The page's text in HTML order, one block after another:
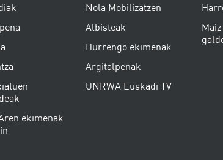
ekimenak
Nola Mobilizatzen
Albisteak
Hurrengo ekimenak
Argitalpenak
UNRWA Euskadi TV